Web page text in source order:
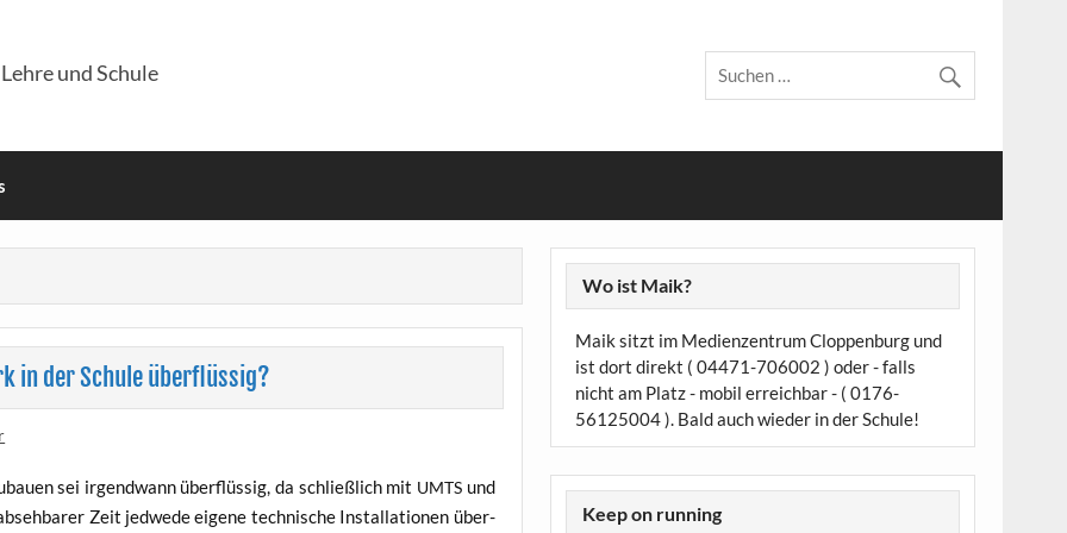
und Schule
in der Schule überflüssig?
sei irgend­wann über­flüs­sig, da schließ­lich mit UMTSund
Zeit jed­we­de eige­ne tech­ni­sche Instal­la­tio­nen über­
Wo ist Maik?
Maik sitzt im Medienzentrum Cloppenburg und
ist dort direkt ( 04471-706002 ) oder - falls
nicht am Platz - mobil erreichbar - ( 0176-
56125004 ). Bald auch wieder in der Schule!
Keep on running